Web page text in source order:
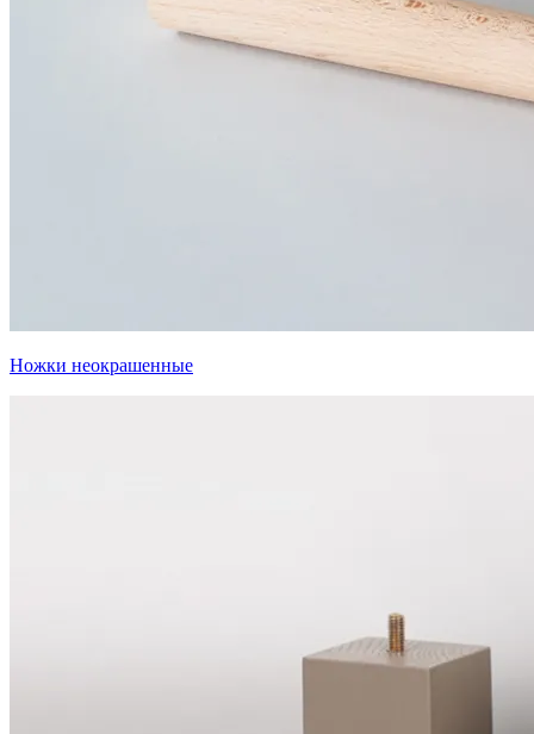
Ножки неокрашенные